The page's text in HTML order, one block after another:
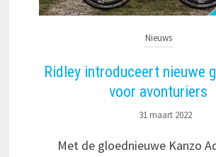
Nieuws
Ridley introduceert nieuwe
voor avonturiers
31 maart 2022
Met de gloednieuwe Kanzo